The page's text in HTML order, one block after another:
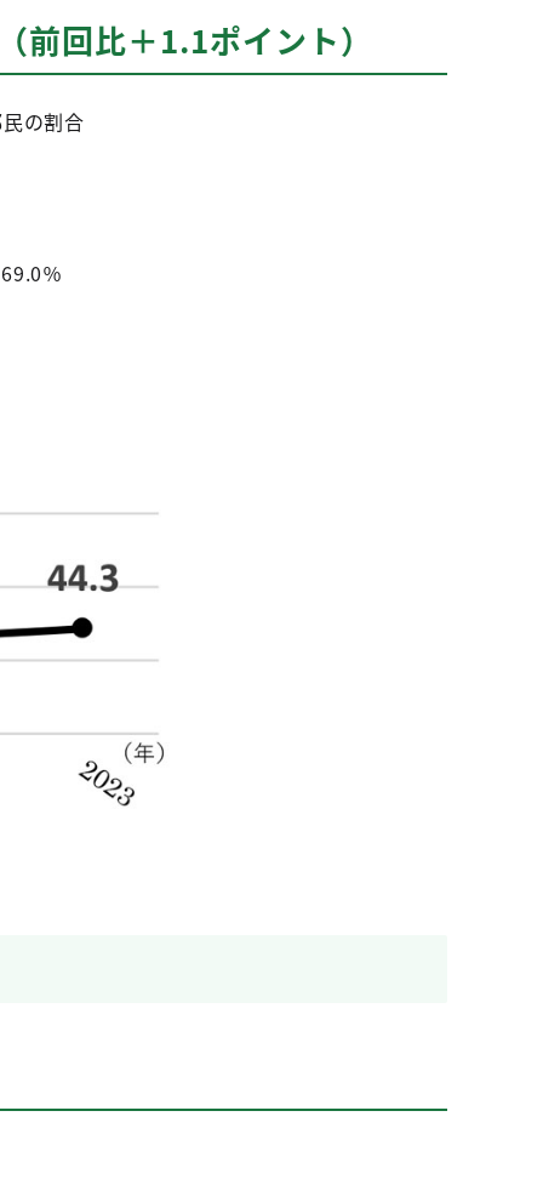
前回比＋1.1ポイント）
の割合
％